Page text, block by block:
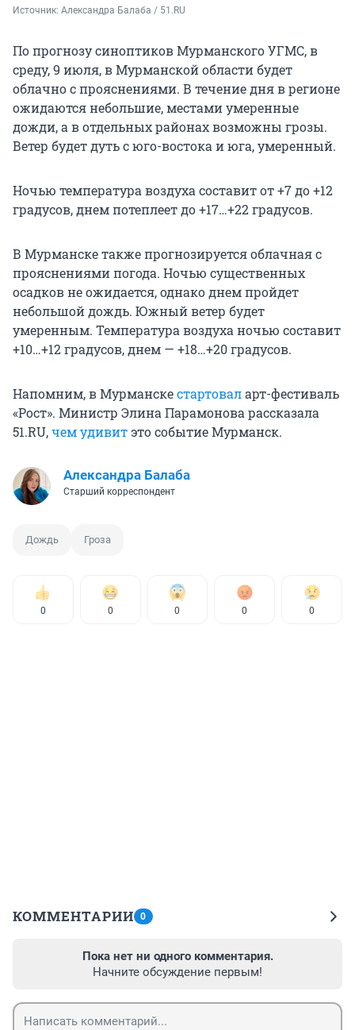
Источник: Александра Балаба / 51.RU
По прогнозу синоптиков Мурманского УГМС, в
среду, 9 июля, в Мурманской области будет
облачно с прояснениями. В течение дня в регионе
ожидаются небольшие, местами умеренные
дожди, а в отдельных районах возможны грозы.
Ветер будет дуть с юго-востока и юга, умеренный.
Ночью температура воздуха составит от +7 до +12
градусов, днем потеплеет до +17…+22 градусов.
В Мурманске также прогнозируется облачная с
прояснениями погода. Ночью существенных
осадков не ожидается, однако днем пройдет
небольшой дождь. Южный ветер будет
умеренным. Температура воздуха ночью составит
+10…+12 градусов, днем — +18…+20 градусов.
Напомним, в Мурманскестартоваларт-фестиваль
«Рост». Министр Элина Парамонова рассказала
51.RU,чем удивитэто событие Мурманск.
Александра Балаба
Старший корреспондент
Дождь Гроза
0 0 0 0 0
КОММЕНТАРИИ 0
Пока нет ни одного комментария.
Начните обсуждение первым!